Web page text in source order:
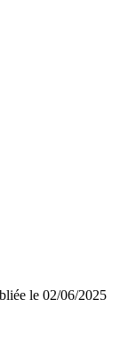
le 02/06/2025